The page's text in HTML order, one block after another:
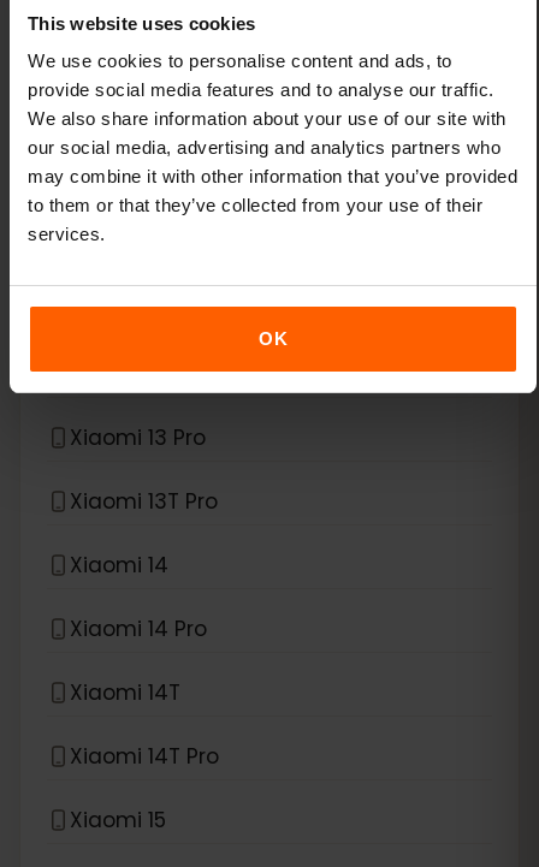
This website uses cookies
We use cookies to personalise content and ads, to
provide social media features and to analyse our traffic.
We also share information about your use of our site with
our social media, advertising and analytics partners who
may combine it with other information that you’ve provided
to them or that they’ve collected from your use of their
services.
OK
Google Pixel 9 Pro XL
Google Pixel Fold
eSIM kompatybilny zXiaomi*
Xiaomi 12T Pro
Xiaomi 13
Xiaomi 13 Lite
Xiaomi 13 Pro
Xiaomi 13T Pro
Xiaomi 14
Xiaomi 14 Pro
Xiaomi 14T
Xiaomi 14T Pro
Xiaomi 15